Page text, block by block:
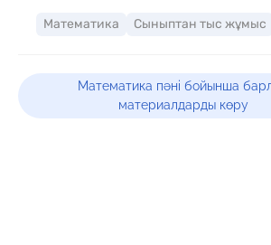
Математика Сыныптан тыс жұмыс
Математика пәні бойынша
материалдарды көру